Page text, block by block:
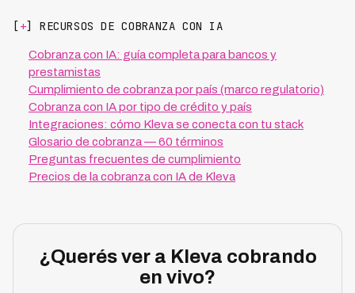
[ +] RECURSOS DE COBRANZA CON IA
Cobranza con IA: guía completa para bancos y
prestamistas
Cumplimiento de cobranza por país (marco regulatorio)
Cobranza con IA por tipo de crédito y país
Integraciones: cómo Kleva se conecta con tu stack
Glosario de cobranza — 60 términos
Preguntas frecuentes de cumplimiento
Precios de la cobranza con IA de Kleva
¿Querés ver a Kleva cobrando
en vivo?